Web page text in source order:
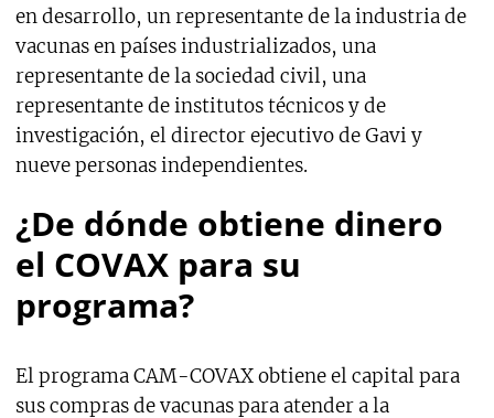
en desarrollo, un representante de la industria de
vacunas en países industrializados, una
representante de la sociedad civil, una
representante de institutos técnicos y de
investigación, el director ejecutivo de Gavi y
nueve personas independientes.
¿De dónde obtiene dinero
el COVAX para su
programa?
El programa CAM-COVAX obtiene el capital para
sus compras de vacunas para atender a la